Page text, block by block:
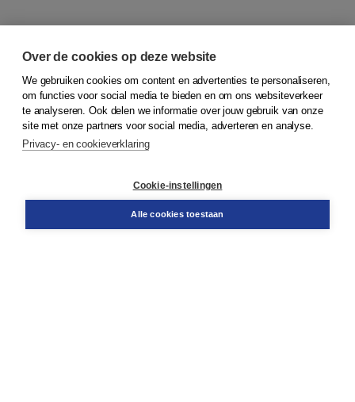
© 2026Koninklijke Boom uitgevers
Bestellen
Over de cookies op deze website
We gebruiken cookies om content en advertenties te personaliseren,
om functies voor social media te bieden en om ons websiteverkeer
te analyseren. Ook delen we informatie over jouw gebruik van onze
site met onze partners voor social media, adverteren en analyse.
Privacy- en cookieverklaring
Cookie-instellingen
Alle cookies toestaan